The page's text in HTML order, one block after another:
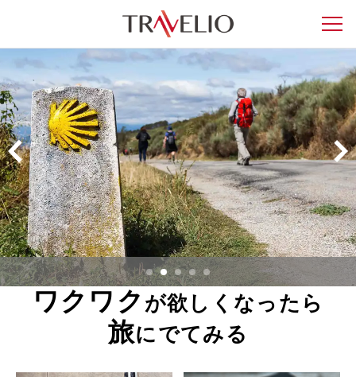
ワクワク が欲しくなったら
旅にでてみる